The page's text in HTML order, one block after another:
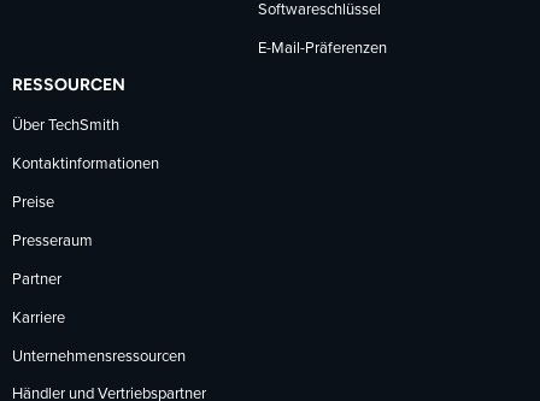
Softwareschlüssel
E-Mail-Präferenzen
RESSOURCEN
Über TechSmith
Kontaktinformationen
Preise
Presseraum
Partner
Karriere
Unternehmensressourcen
Händler und Vertriebspartner